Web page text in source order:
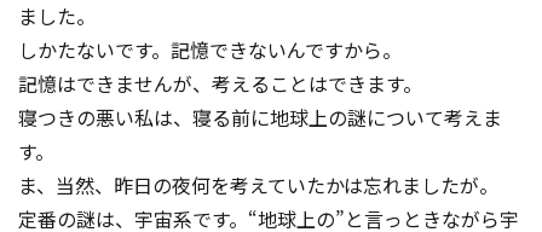
事務局アウトソーシング
マーケットデータ
コンテスト情報及びプレゼン
ト情報を「Koubo」に無料で
紹介させていただきます
ました。
しかたないです。記憶できないんですから。
記憶はできませんが、考えることはできます。
寝つきの悪い私は、寝る前に地球上の謎について考えま
す。
ま、当然、昨日の夜何を考えていたかは忘れましたが。
定番の謎は、宇宙系です。“地球上の”と言っときながら宇